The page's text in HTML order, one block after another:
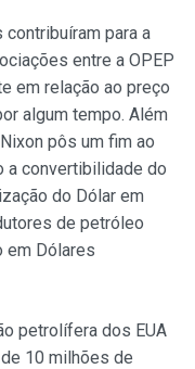
para a
entre a OPEP
em relação ao preço
algum tempo. Além
pôs um fim ao
a convertibilidade do
do Dólar em
de petróleo
em Dólares
petrolífera dos EUA
10 milhões de